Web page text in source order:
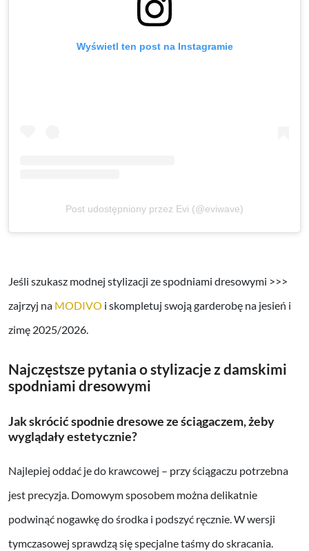
Wyświetl ten post na Instagramie
Post udostępniony przez Evi (@eviwave)
Jeśli szukasz modnej stylizacji ze spodniami dresowymi >>>
zajrzyj na MODIVO i skompletuj swoją garderobę na jesień i
zimę 2025/2026.
Najczęstsze pytania o stylizacje z damskimi
spodniami dresowymi
Jak skrócić spodnie dresowe ze ściągaczem, żeby
wyglądały estetycznie?
Najlepiej oddać je do krawcowej – przy ściągaczu potrzebna
jest precyzja. Domowym sposobem można delikatnie
podwinąć nogawkę do środka i podszyć ręcznie. W wersji
tymczasowej sprawdzą się specjalne taśmy do skracania.